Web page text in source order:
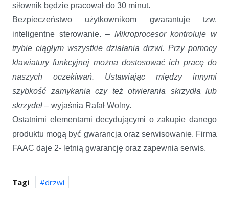
siłownik będzie pracował do 30 minut.
Bezpieczeństwo użytkownikom gwarantuje tzw.
inteligentne sterowanie. – Mikroprocesor kontroluje w
trybie ciągłym wszystkie działania drzwi. Przy pomocy
klawiatury funkcyjnej można dostosować ich pracę do
naszych oczekiwań. Ustawiając między innymi
szybkość zamykania czy też otwierania skrzydła lub
skrzydeł – wyjaśnia Rafał Wolny.
Ostatnimi elementami decydującymi o zakupie danego
produktu mogą być gwarancja oraz serwisowanie. Firma
FAAC daje 2- letnią gwarancję oraz zapewnia serwis.
Tagi drzwi